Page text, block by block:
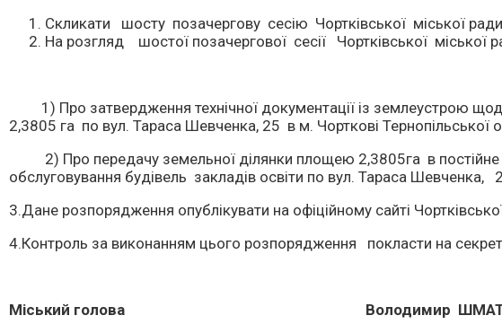
Скликати шосту позачергову сесію Чортківської міської
На розгляд шостої позачергової сесії Чортківської міської
1) Про затвердження технічної документації із землеустрою
2,3805 га по вул. Тараса Шевченка, 25 в м. Чорткові Тернопільської
2) Про передачу земельної ділянки площею 2,3805га в постійне
обслуговування будівель закладів освіти по вул. Тараса Шевченка,
3.Дане розпорядження опублікувати на офіційному сайті
4.Контроль за виконанням цього розпорядження покласти на
Міський голова Володимир